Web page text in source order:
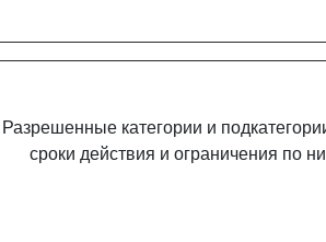
Разрешенные категории и
сроки действия и ограничения по